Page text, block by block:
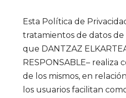
Esta Política de
tratamientos de datos de
que DANTZAZ
RESPONSABLE– realiza
de los mismos, en
los usuarios facilitan